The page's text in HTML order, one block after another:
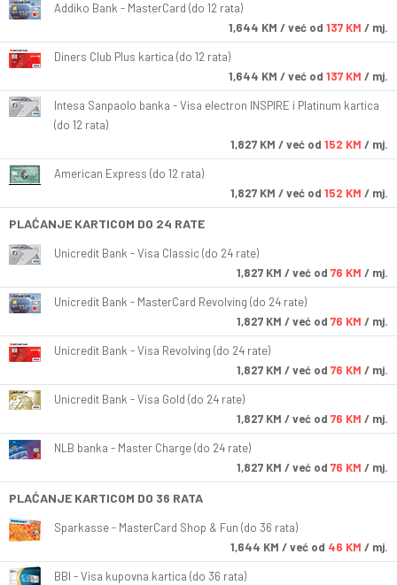
Addiko Bank - MasterCard (do 12 rata)
1,644 KM / već od 137 KM / mj.
Diners Club Plus kartica (do 12 rata)
1,644 KM / već od 137 KM / mj.
Intesa Sanpaolo banka - Visa electron INSPIRE i Platinum kartica
(do 12 rata)
1,827 KM / već od 152 KM / mj.
American Express (do 12 rata)
1,827 KM / već od 152 KM / mj.
PLAĆANJE KARTICOM DO 24 RATE
Unicredit Bank - Visa Classic (do 24 rate)
1,827 KM / već od 76 KM / mj.
Unicredit Bank - MasterCard Revolving (do 24 rate)
1,827 KM / već od 76 KM / mj.
Unicredit Bank - Visa Revolving (do 24 rate)
1,827 KM / već od 76 KM / mj.
Unicredit Bank - Visa Gold (do 24 rate)
1,827 KM / već od 76 KM / mj.
NLB banka - Master Charge (do 24 rate)
1,827 KM / već od 76 KM / mj.
PLAĆANJE KARTICOM DO 36 RATA
Sparkasse - MasterCard Shop & Fun (do 36 rata)
1,644 KM / već od 46 KM / mj.
BBI - Visa kupovna kartica (do 36 rata)